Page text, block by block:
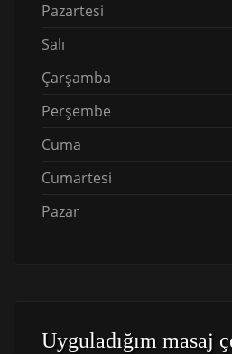
Pazartesi
Salı
Çarşamba
Perşembe
Cuma
Cumartesi
Pazar
Uyguladığım masaj